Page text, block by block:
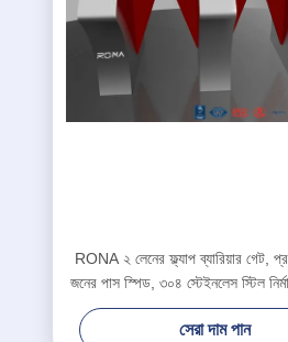
RONA ২ লেনের ফ্ল্যাপ ব্যারিয়ার গেট,
জনের পাস স্পিড, ৩০৪ স্টেইনলেস স্টিল
অ্যাক্সেস কন্ট্রোল
সেরা দাম পান